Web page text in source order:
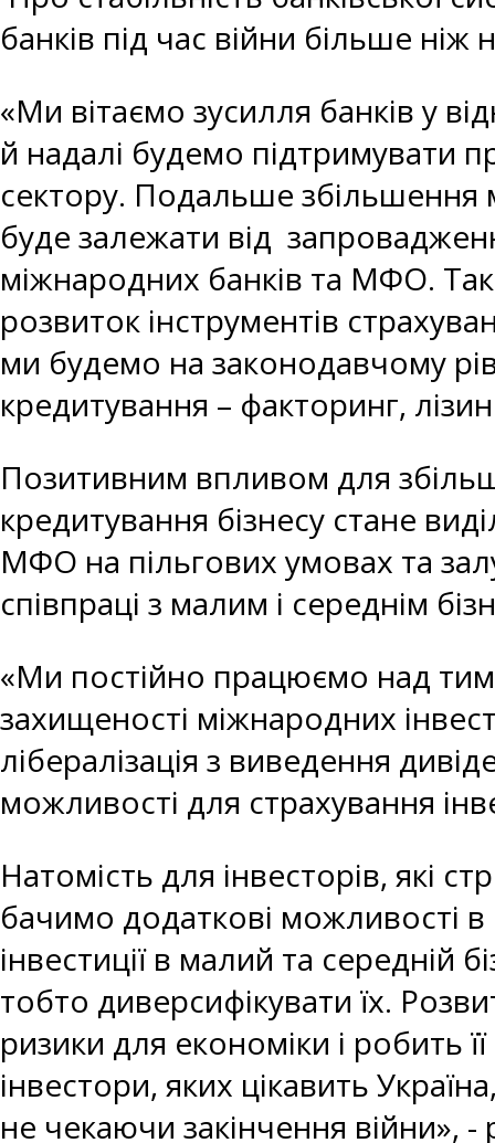
банків під час війни більше
«Ми вітаємо зусилля банків у
й надалі будемо підтримувати
сектору. Подальше збільшення
буде залежати від
міжнародних банків та МФО.
розвиток інструментів
ми будемо на законодавчому
кредитування – факторинг,
Позитивним впливом для
кредитування бізнесу стане
МФО на пільгових умовах та
співпраці з малим і середнім
«Ми постійно працюємо над
захищеності міжнародних
лібералізація з виведення
можливості для страхування
Натомість для інвесторів, які
бачимо додаткові можливості в
інвестиції в малий та середній
тобто диверсифікувати їх.
ризики для економіки і робить
інвестори, яких цікавить
не чекаючи закінчення війни»,